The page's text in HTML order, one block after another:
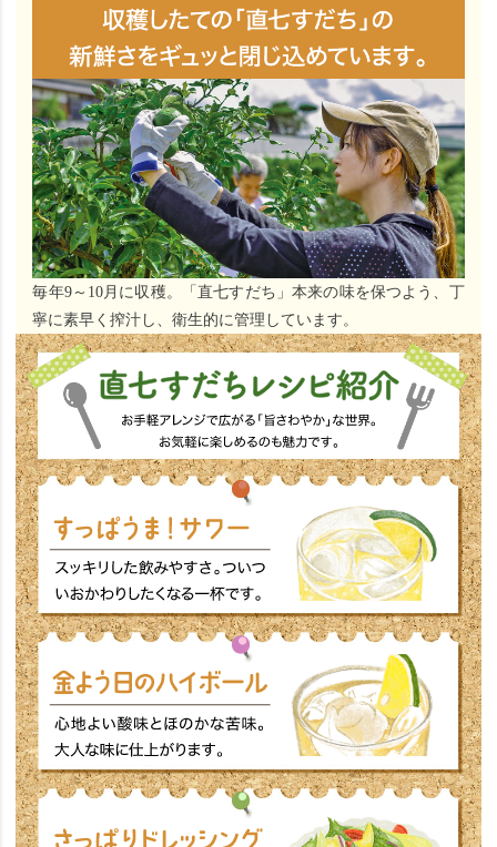
毎年9～10月に収穫。「直七すだち」本来の味を保つよう、丁
寧に素早く搾汁し、衛生的に管理しています。